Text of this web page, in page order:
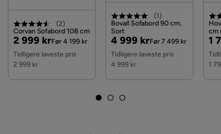
Rektangulær
Fargenavn Hvit / Brun / Eik
Belysning
(2)
Corvan Sofabord 108 cm
Pris
2 999 kr
Original
Pris
Før 4 199 kr
Tidligere laveste pris
2 999 kr
(1)
Bovall Sofabord 90 cm,
Sort
Pris
4 999 kr
Original
Pris
Før 7 499 kr
Tidligere laveste pris
4 999 kr
cm
1
1